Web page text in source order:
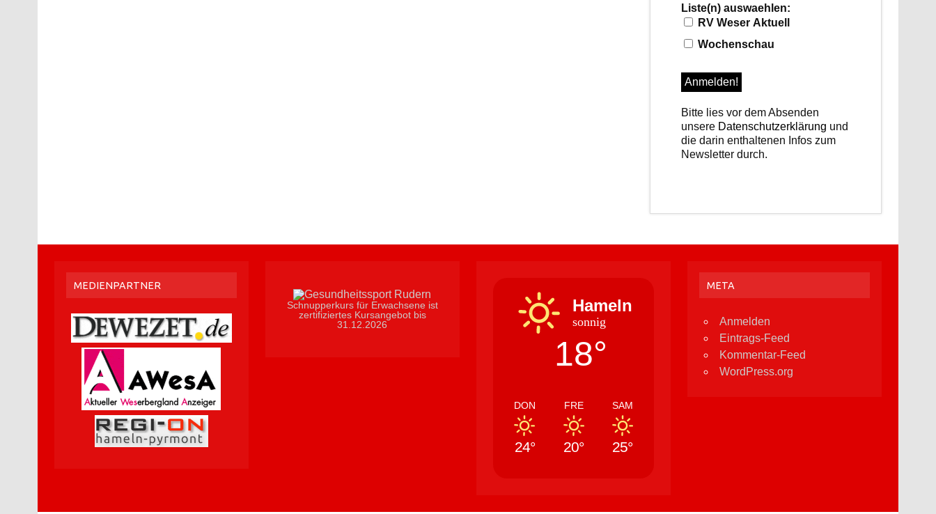
Liste(n) auswaehlen:
RV Weser Aktuell
Wochenschau
Bitte lies vor dem Absenden
unsere Datenschutzerklärung und
die darin enthaltenen Infos zum
Newsletter durch.
MEDIENPARTNER
Schnupperkurs für Erwachsene ist
zertifiziertes Kursangebot bis
31.12.2026
Hameln
sonnig
18°
DON
24°
FRE
20°
SAM
25°
META
Anmelden
Eintrags-Feed
Kommentar-Feed
WordPress.org